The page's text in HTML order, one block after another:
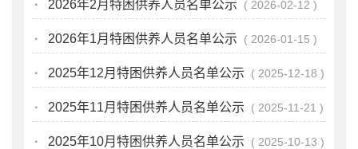
· 2026年2月特困供养人员名单公示 2026-02-12
· 2026年1月特困供养人员名单公示 2026-01-15
· 2025年12月特困供养人员名单公示 2025-12-18
· 2025年11月特困供养人员名单公示 2025-11-21
· 2025年10月特困供养人员名单公示 2025-10-13